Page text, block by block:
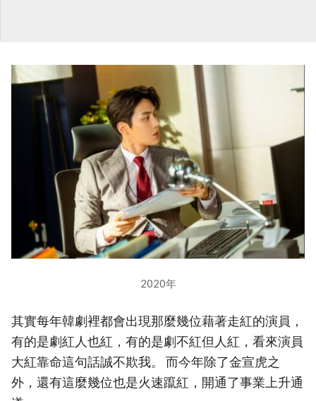
2020年
其實每年韓劇裡都會出現那麼幾位藉著走紅的演員，
有的是劇紅人也紅，有的是劇不紅但人紅，看來演員
大紅靠命這句話誠不欺我。 而今年除了金宣虎之
外，還有這麼幾位也是火速躥紅，開通了事業上升通